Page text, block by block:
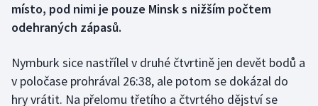
Curling
Florbal
místo, pod nimi je pouze Minsk s nižším počtem
odehraných zápasů.
Nymburk sice nastřílel v druhé čtvrtině jen devět bodů a
v poločase prohrával 26:38, ale potom se dokázal do
hry vrátit. Na přelomu třetího a čtvrtého dějství se